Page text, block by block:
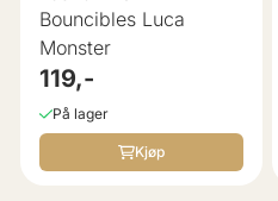
Bouncibles Luca
Monster
119,-
På lager
Kjøp